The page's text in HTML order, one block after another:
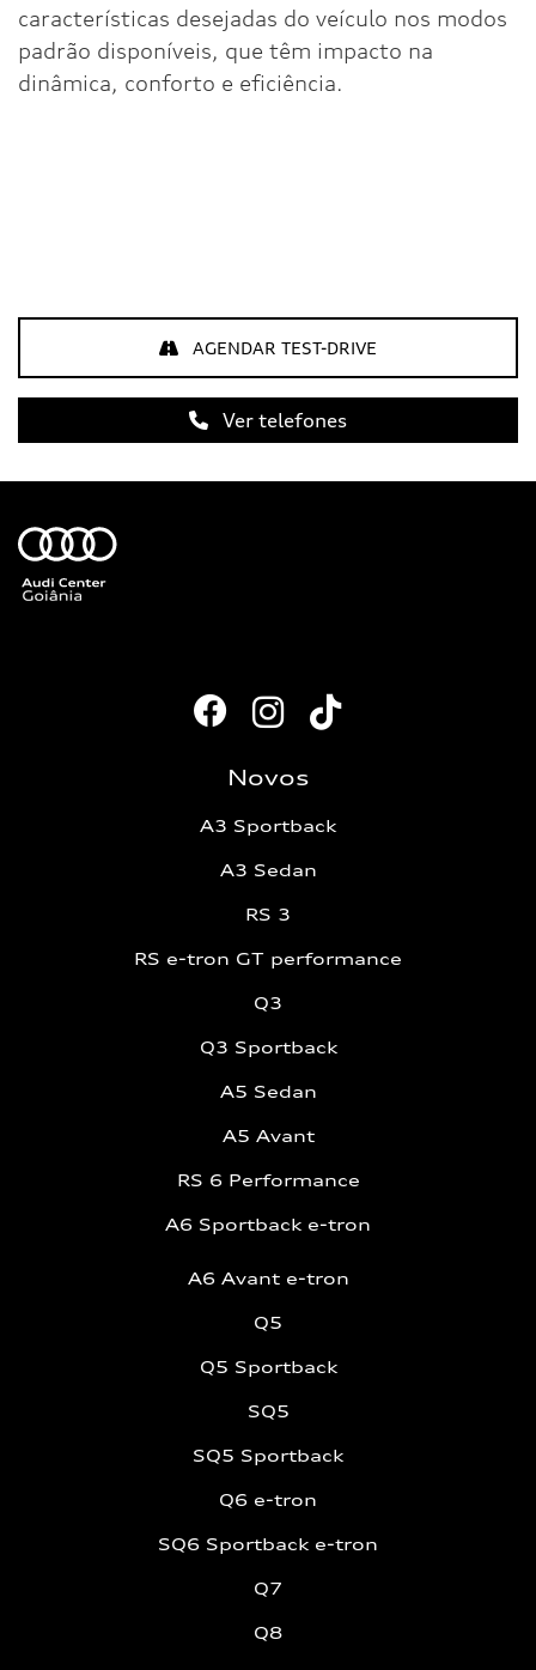
características desejadas do veículo nos modos
padrão disponíveis, que têm impacto na
dinâmica, conforto e eficiência.
Ver telefones
AGENDAR TEST-DRIVE
Novos
A3 Sportback
A3 Sedan
RS 3
RS e-tron GT performance
Q3
Q3 Sportback
A5 Sedan
A5 Avant
RS 6 Performance
A6 Sportback e-tron
A6 Avant e-tron
Q5
Q5 Sportback
SQ5
SQ5 Sportback
Q6 e-tron
SQ6 Sportback e-tron
Q7
Q8